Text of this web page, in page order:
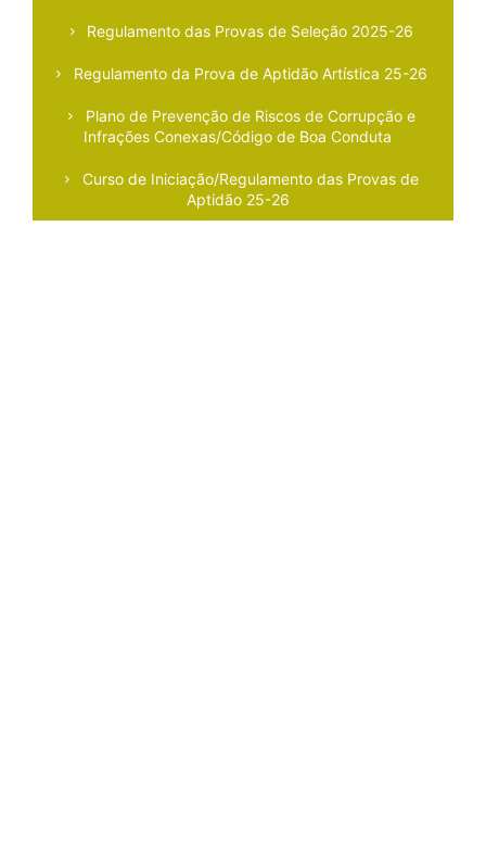
Regulamento das Provas de Seleção 2025-26
Regulamento da Prova de Aptidão Artística 25-26
Plano de Prevenção de Riscos de Corrupção e
Infrações Conexas/Código de Boa Conduta
Curso de Iniciação/Regulamento das Provas de
Aptidão 25-26